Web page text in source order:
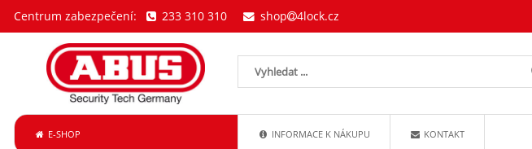
E-SHOP INFORMACE K NÁKUPU KONTAKT
Centrum zabezpečení: 233 310 310 shop 4lock.cz